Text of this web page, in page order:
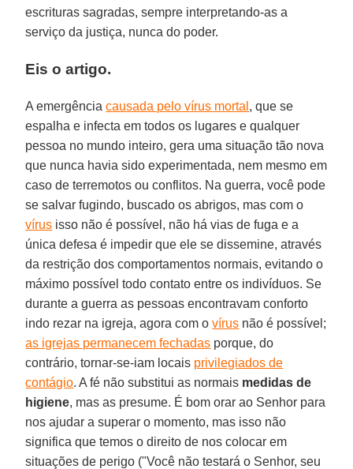
escrituras sagradas, sempre interpretando-as a
serviço da justiça, nunca do poder.
Eis o artigo.
A emergênciacausada pelo vírus mortal , que se
espalha e infecta em todos os lugares e qualquer
pessoa no mundo inteiro, gera uma situação tão nova
que nunca havia sido experimentada, nem mesmo em
caso de terremotos ou conflitos. Na guerra, você pode
se salvar fugindo, buscado os abrigos, mas com o
vírus isso não é possível, não há vias de fuga e a
única defesa é impedir que ele se dissemine, através
da restrição dos comportamentos normais, evitando o
máximo possível todo contato entre os indivíduos. Se
durante a guerra as pessoas encontravam conforto
indo rezar na igreja, agora com ovírus não é possível;
as igrejas permanecem fechadas porque, do
contrário, tornar-se-iam locais privilegiados de
contágio. A fé não substitui as normais medidas de
higiene, mas as presume. É bom orar ao Senhor para
nos ajudar a superar o momento, mas isso não
significa que temos o direito de nos colocar em
situações de perigo ("Você não testará o Senhor, seu